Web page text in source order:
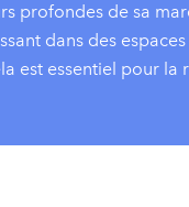
profondes de sa
dans des
est essentiel pour la